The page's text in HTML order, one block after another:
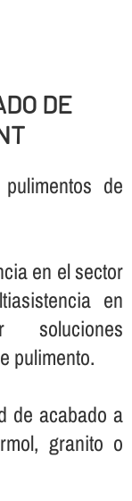
DE
de
en el sector
en
soluciones
pulimento.
de acabado a
granito o